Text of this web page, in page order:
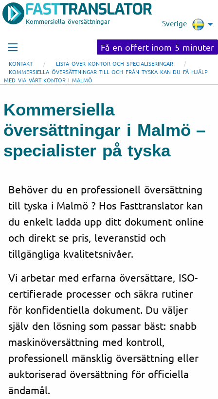
Kommersiella översättningar Sverige
Få en offert inom 5 minuter
KONTAKT
LISTA ÖVER KONTOR OCH SPECIALISERINGAR
KOMMERSIELLA ÖVERSÄTTNINGAR TILL OCH FRÅN TYSKA KAN DU FÅ HJÄLP
MED VIA VÅRT KONTOR I MALMÖ
Kommersiella
översättningar i Malmö –
specialister på tyska
Behöver du en professionell översättning
till tyska i Malmö ? Hos Fasttranslator kan
du enkelt ladda upp ditt dokument online
och direkt se pris, leveranstid och
tillgängliga kvalitetsnivåer.
Vi arbetar med erfarna översättare, ISO-
certifierade processer och säkra rutiner
för konfidentiella dokument. Du väljer
själv den lösning som passar bäst: snabb
maskinöversättning med kontroll,
professionell mänsklig översättning eller
auktoriserad översättning för officiella
ändamål.